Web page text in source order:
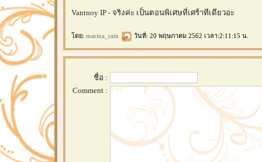
Vantnoy IP - จริงค่ะ เป็นตอนพิเศษที่เศร้าทีเดียวอะ
ดย: marina_rain วันที่: 20 พฤษภาคม 2562 เวลา:2:11:15 น.
ชื่อ :
Comment :